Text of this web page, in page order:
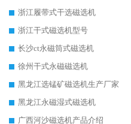
浙江履带式干选磁选机
浙江干式磁选机型号
长沙ct永磁筒式磁选机
徐州干式永磁磁选机
黑龙江选锰矿磁选机生产厂家
黑龙江永磁湿式磁选机
广西河沙磁选机产品介绍